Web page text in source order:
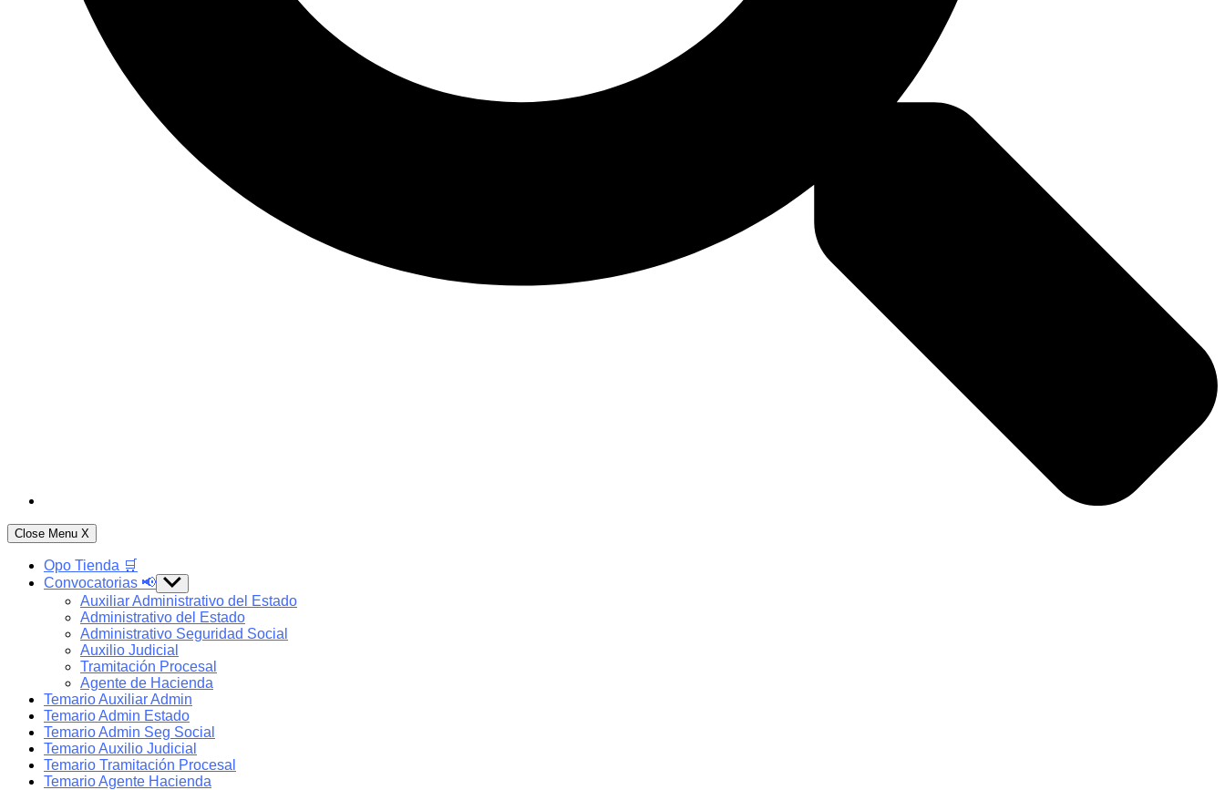
Close Menu X
Opo Tienda 🛒
Convocatorias 📢 Show
sub
menu
Auxiliar Administrativo del Estado
Administrativo del Estado
Administrativo Seguridad Social
Auxilio Judicial
Tramitación Procesal
Agente de Hacienda
Temario Auxiliar Admin
Temario Admin Estado
Temario Admin Seg Social
Temario Auxilio Judicial
Temario Tramitación Procesal
Temario Agente Hacienda